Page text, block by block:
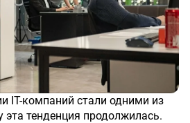
эта тенденция продолжилась.